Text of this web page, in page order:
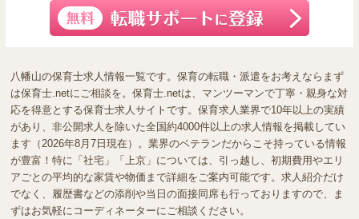
八幡山の保育士求人情報一覧です。保育の転職・派遣をお考えならまず
は保育士.netにご相談を。保育士.netは、マンツーマンで丁寧・親身な対
応を得意とする保育士求人サイトです。保育求人業界で10年以上の実績
があり、非公開求人を除いた全国約4000件以上の求人情報を掲載してい
ます（2026年8月7日現在）。業界のベテランだからこそ持っている情報
が豊富！特に「社宅」「上京」については、引っ越し、初期費用やエリ
アごとの平均的な家賃や物価まで詳細をご案内可能です。求人紹介だけ
でなく、履歴書などの添削や当日の面接同席も行っておりますので、ま
ずはお気軽にコーディネーターにご相談ください。